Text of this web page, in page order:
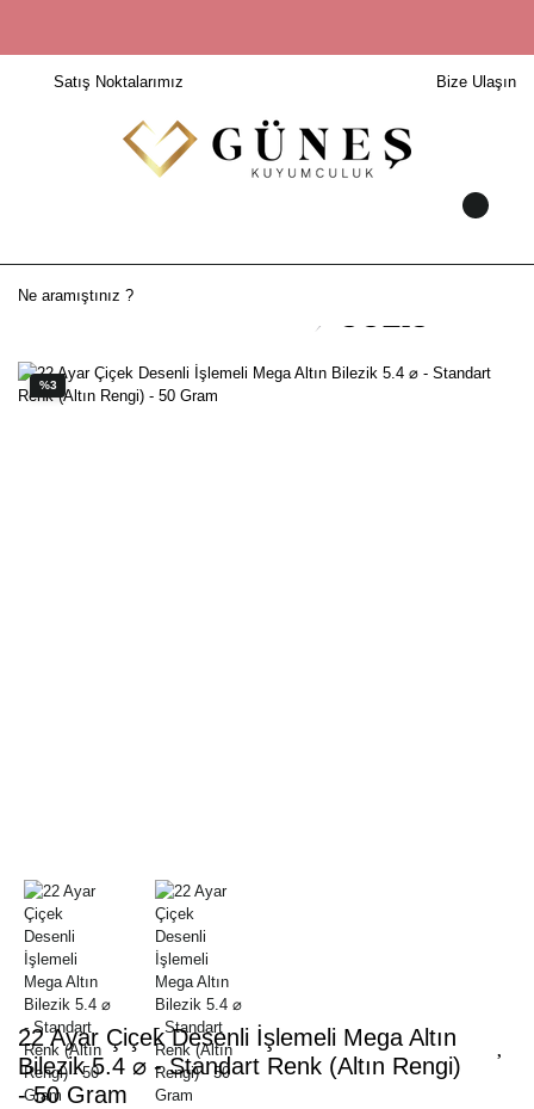
Satış Noktalarımız Bize Ulaşın
%3
22 Ayar Çiçek Desenli İşlemeli Mega Altın
Bilezik 5.4 ⌀ - Standart Renk (Altın Rengi)
- 50 Gram